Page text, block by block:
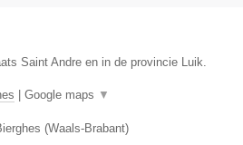
Saint Andre en in de provincie Luik.
| Google maps ▼
(Waals-Brabant)